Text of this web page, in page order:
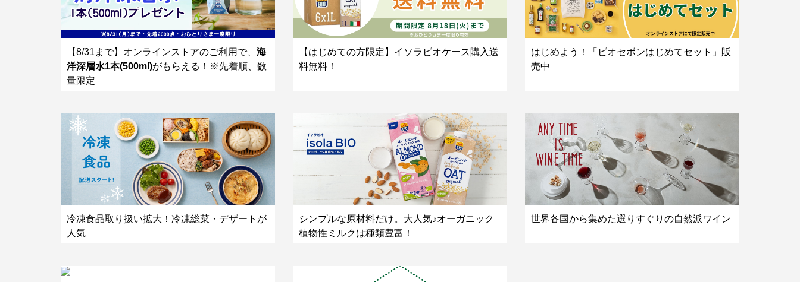
【8/31まで】オンラインストアのご利用で、 海
洋深層水1本(500ml)がもらえる！※先着順、数
量限定
【はじめての方限定】イソラビオケース購入送
料無料！
はじめよう！「ビオセボンはじめてセット」販
売中
冷凍食品取り扱い拡大！冷凍総菜・デザートが
人気
シンプルな原材料だけ。大人気♪オーガニック
植物性ミルクは種類豊富！
世界各国から集めた選りすぐりの自然派ワイン